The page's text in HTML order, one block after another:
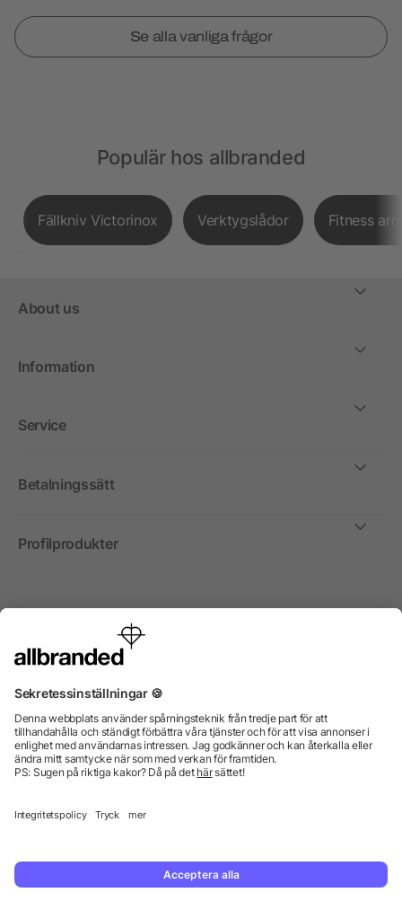
Se alla vanliga frågor
Populär hos allbranded
Fällkniv Victorinox Verktygslådor Fitness
About us
Information
Service
Betalningssätt
Profilprodukter
Internationellt
enbart till företag, institutioner, föreningar och
© 2026 allbranded GmbH.